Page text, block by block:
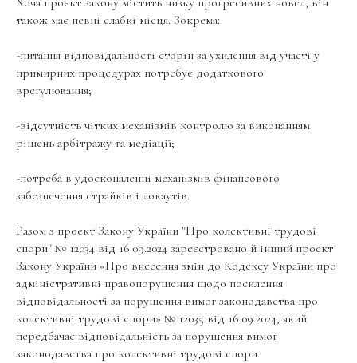
також має певні слабкі місця. Зокрема:
-питання відповідальності сторін за ухилення від участі у
примирних процедурах потребує додаткового
врегулювання;
-відсутність чітких механізмів контролю за виконанням
рішень арбітражу та медіації;
-потреба в удосконаленні механізмів фінансового
забезпечення страйків і локаутів.
Разом з проєкт Закону України "Про колективні трудові
спори" № 12034 від 16.09.2024 зареєстровано й інший проект
Закону України «Про внесення змін до Кодексу України про
адміністративні правопорушення щодо посилення
відповідальності за порушення вимог законодавства про
колективні трудові спори» № 12035 від 16.09.2024, який
передбачає відповідальність за порушення вимог
законодавства про колективні трудові спори.